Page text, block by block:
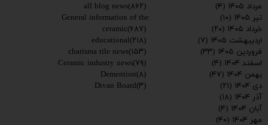
all blog news(۸۶۲)
General information of the
ceramic(۶۸۷)
educational(۲۱۸)
charisma tile news(۱۵۳)
Ceramic industry news(۷۹)
Demention(۸)
Divan Board(۳)
مرداد ۱۴۰۵
(۴)
تیر ۱۴۰۵
(۱۰)
خرداد ۱۴۰۵
(۲۰)
اردیبهشت ۱۴۰۵
(۷)
فروردین ۱۴۰۵
(۳۳)
اسفند ۱۴۰۴
(۴)
بهمن ۱۴۰۴
(۴۷)
دی ۱۴۰۴
(۲۱)
آذر ۱۴۰۴
(۱۸)
آبان ۱۴۰۴
(۴)
مهر ۱۴۰۴
(۴۰)